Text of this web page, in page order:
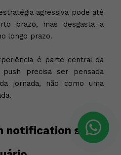
agressiva pode até
prazo, mas desgasta a
longo prazo.
é parte central da
precisa ser pensada
jornada, não como uma
notification sem